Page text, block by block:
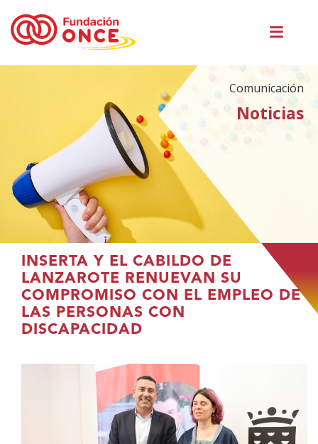
principal
Comunicación
Noticias
encuentras
contenido
INSERTA Y EL CABILDO DE
LANZAROTE RENUEVAN SU
COMPROMISO CON EL EMPLEO DE
LAS PERSONAS CON
DISCAPACIDAD